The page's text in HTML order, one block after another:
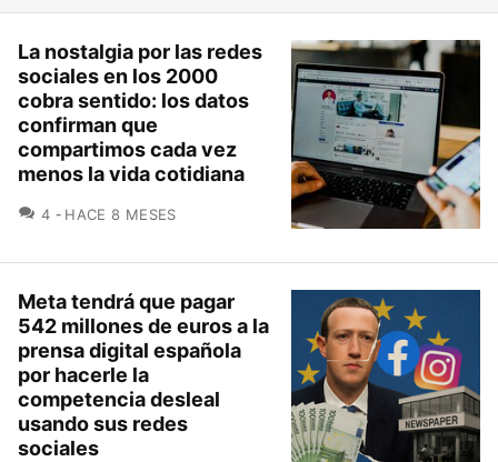
La nostalgia por las redes
sociales en los 2000
cobra sentido: los datos
confirman que
compartimos cada vez
menos la vida cotidiana
4 COMENTARIOS
HACE 8 MESES
Meta tendrá que pagar
542 millones de euros a la
prensa digital española
por hacerle la
competencia desleal
usando sus redes
sociales